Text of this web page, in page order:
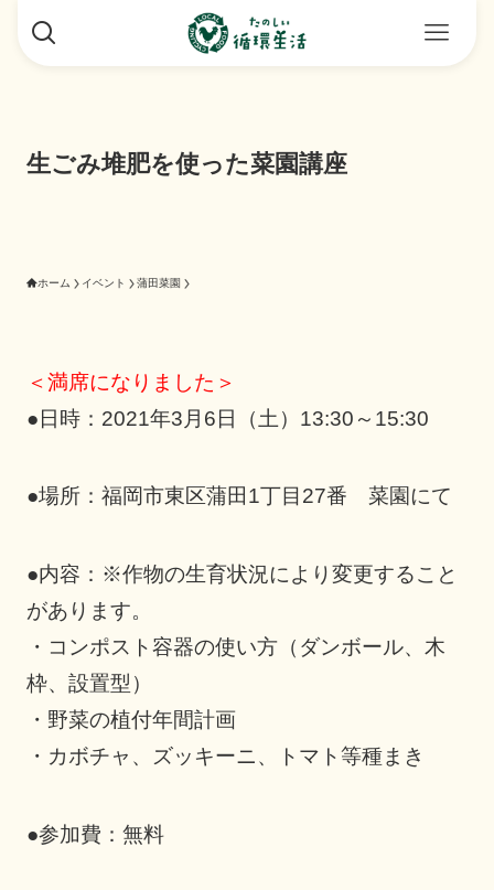
生ごみ堆肥を使った菜園講座
ホーム イベント 蒲田菜園
＜満席になりました＞
●日時：2021年3月6日（土）13:30～15:30
●場所：福岡市東区蒲田1丁目27番 菜園にて
●内容：※作物の生育状況により変更すること
があります。
・コンポスト容器の使い方（ダンボール、木
枠、設置型）
・野菜の植付年間計画
・カボチャ、ズッキーニ、トマト等種まき
●参加費：無料